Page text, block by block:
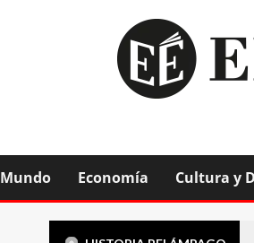
Mundo Economía Cultura y